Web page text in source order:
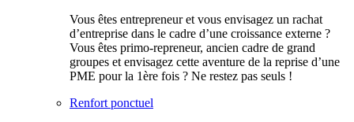
Vous êtes entrepreneur et vous envisagez un rachat
d’entreprise dans le cadre d’une croissance externe ?
Vous êtes primo-repreneur, ancien cadre de grand
groupes et envisagez cette aventure de la reprise d’une
PME pour la 1ère fois ? Ne restez pas seuls !
Renfort ponctuel